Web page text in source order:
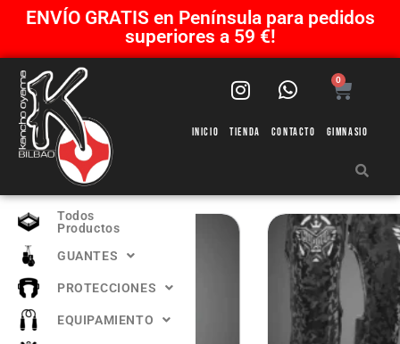
ENVÍO GRATIS en Península para pedidos
superiores a 59 €!
0
Inicio Tienda Contacto Gimnasio
Todos
Productos
GUANTES
PROTECCIONES
EQUIPAMIENTO